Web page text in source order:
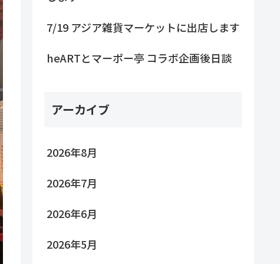
7/19 アジア雑貨マーケットに出店します
heARTとマーポー亭 コラボ企画後日談
アーカイブ
2026年8月
2026年7月
2026年6月
2026年5月